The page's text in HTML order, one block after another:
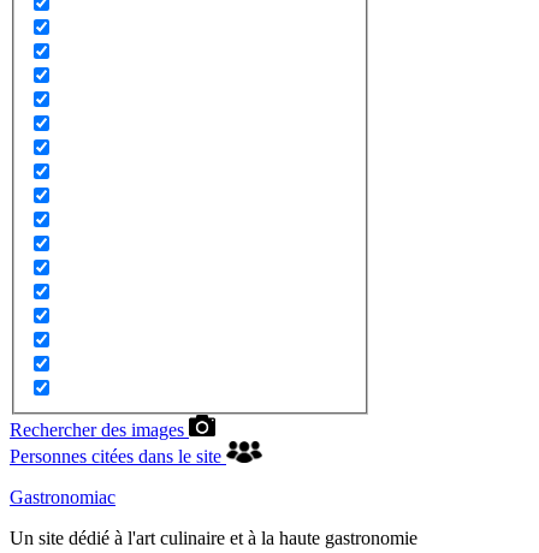
Rechercher des images
Personnes citées dans le site
Gastronomiac
Un site dédié à l'art culinaire et à la haute gastronomie